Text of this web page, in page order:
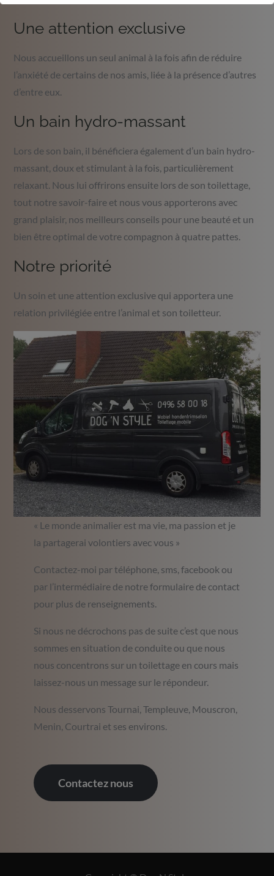
Une attention exclusive
Nous accueillons un seul animal à la fois afin de réduire
l’anxiété de certains de nos amis, liée à la présence d’autres
d’entre eux.
Un bain hydro-massant
Lors de son bain, il bénéficiera également d’un bain hydro-
massant, doux et stimulant à la fois, particulièrement
relaxant. Nous lui offrirons ensuite lors de son toilettage,
tout notre savoir-faire et nous vous apporterons avec
grand plaisir, nos meilleurs conseils pour une beauté et un
bien être optimal de votre compagnon à quatre pattes.
Notre priorité
Un soin et une attention exclusive qui apportera une
relation privilégiée entre l’animal et son toiletteur.
« Le monde animalier est ma vie, ma passion et je
la partagerai volontiers avec vous »
Contactez-moi par téléphone, sms, facebook ou
par l’intermédiaire de notre formulaire de contact
pour plus de renseignements.
Si nous ne décrochons pas de suite c’est que nous
sommes en situation de conduite ou que nous
nous concentrons sur un toilettage en cours mais
laissez-nous un message sur le répondeur.
Nous desservons Tournai, Templeuve, Mouscron,
Menin, Courtrai et ses environs.
Contactez nous